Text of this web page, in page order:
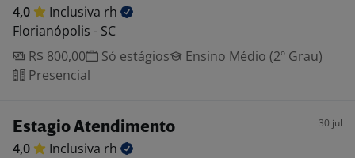
4,0 Inclusiva rh
Florianópolis - SC
R$ 800,00
Só estágios
Ensino Médio (2º Grau)
Presencial
Estagio Atendimento 30 jul
4,0 Inclusiva rh